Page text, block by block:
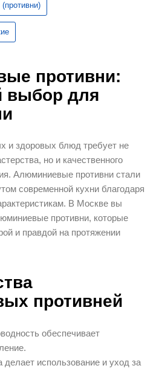
противни:
выбор для
и здоровых блюд требует не
но и качественного
Алюминиевые противни стали
современной кухни благодаря
В Москве вы
противни, которые
и правдой на протяжении
противней
обеспечивает
делает использование и уход за